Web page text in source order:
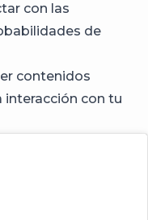
con las
de
contenidos
interacción con tu